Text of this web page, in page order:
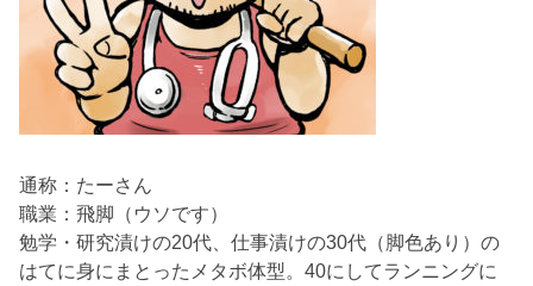
通称：たーさん
職業：飛脚（ウソです）
勉学・研究漬けの20代、仕事漬けの30代（脚色あり）の
はてに身にまとったメタボ体型。40にしてランニングに